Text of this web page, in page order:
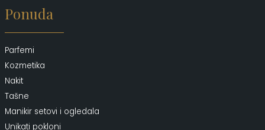
Ponuda
Parfemi
Kozmetika
Nakit
Tašne
Manikir setovi i ogledala
Unikati pokloni